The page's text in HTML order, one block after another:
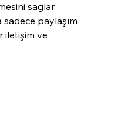
sağlar.
paylaşım
iletişim ve